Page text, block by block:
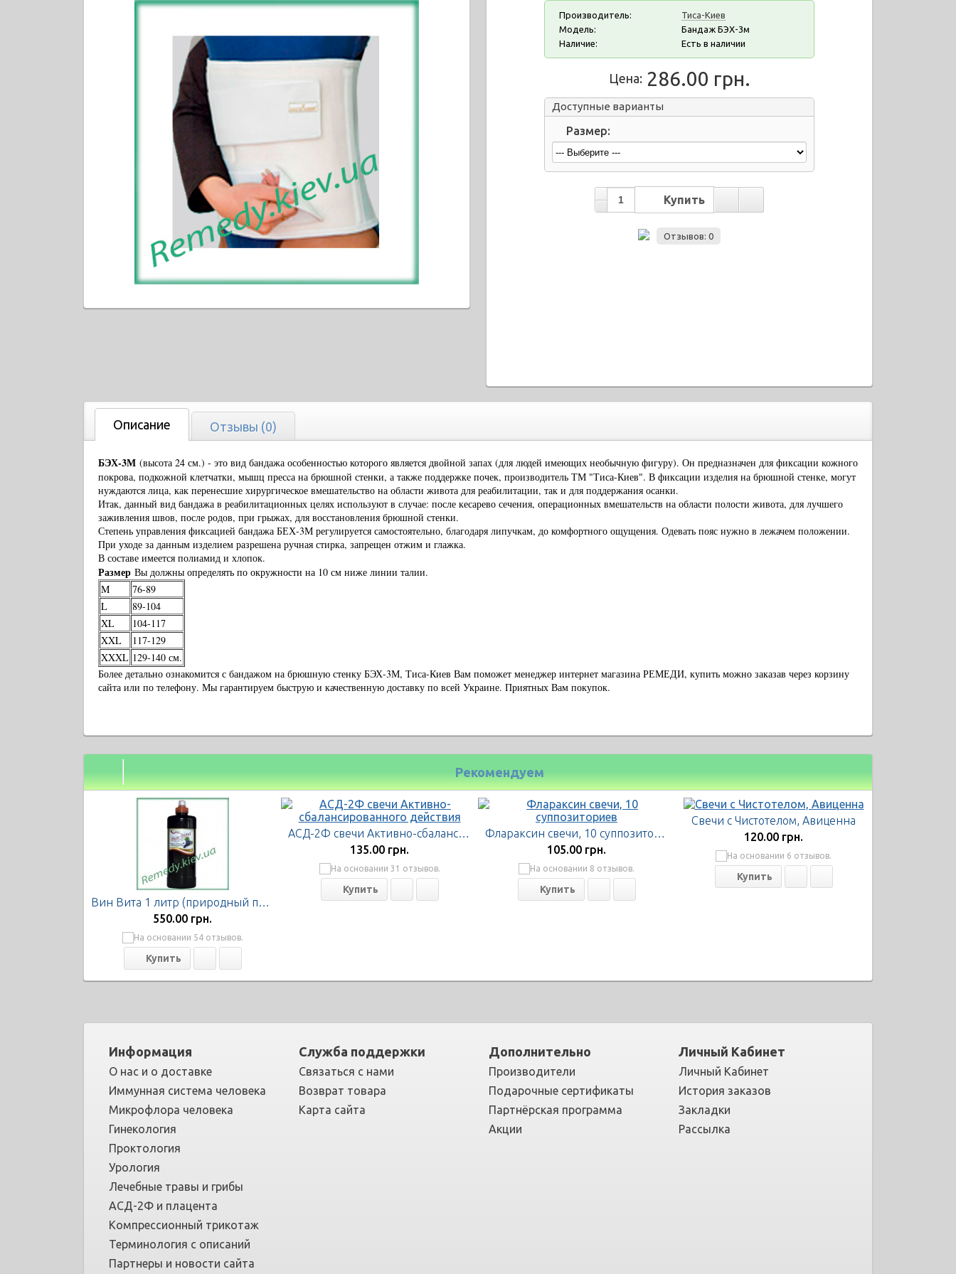
Производитель:
Тиса-Киев
Модель:
Бандаж БЭХ-3м
Наличие:
Есть в наличии
Цена: 286.00 грн.
Доступные варианты
Размер:
Отзывов: 0
Описание Отзывы (0)
БЭХ-3М (высота 24 см.) - это вид бандажа особенностью которого является двойной запах (для людей имеющих необычную фигуру). Он предназначен для фиксации кожного
покрова, подкожной клетчатки, мышц пресcа на брюшной стенки, а также поддержке почек, производитель ТМ "Тиса-Киев". В фиксации изделия на брюшной стенке, могут
нуждаются лица, как перенесшие хирургическое вмешательство на области живота для реабилитации, так и для поддержания осанки.
Итак, данный вид бандажа в реабилитационных целях используют в случае: после кесарево сечения, операционных вмешательств на области полости живота, для лучшего
заживления швов, после родов, при грыжах, для восстановления брюшной стенки.
Степень управления фиксацией бандажа БЕХ-3М регулируется самостоятельно, благодаря липучкам, до комфортного ощущения. Одевать пояс нужно в лежачем положении.
При уходе за данным изделием разрешена ручная стирка, запрещен отжим и глажка.
В составе имеется полиамид и хлопок.
Размер Вы должны определять по окружности на 10 см ниже линии талии.
M
76-89
L
89-104
XL
104-117
XXL
117-129
XXXL 129-140 см.
Более детально ознакомится с бандажом на брюшную стенку БЭХ-3М, Тиса-Киев Вам поможет менеджер интернет магазина РЕМЕДИ, купить можно заказав через корзину
сайта или по телефону. Мы гарантируем быструю и качественную доставку по всей Украине. Приятных Вам покупок.
Рекомендуем
Вин Вита 1 литр (природный парафармацевтик), Экофарм
550.00 грн.
АСД-2Ф свечи Активно-сбалансированного действия
135.00 грн.
Флараксин свечи, 10 суппозиториев
105.00 грн.
Свечи с Чистотелом, Авиценна
120.00 грн.
Информация
О нас и о доставке
Иммунная система человека
Микрофлора человека
Гинекология
Проктология
Урология
Лечебные травы и грибы
АСД-2Ф и плацента
Компрессионный трикотаж
Терминология с описаний
Партнеры и новости сайта
Служба поддержки
Связаться с нами
Возврат товара
Карта сайта
Дополнительно
Производители
Подарочные сертификаты
Партнёрская программа
Акции
Личный Кабинет
Личный Кабинет
История заказов
Закладки
Рассылка